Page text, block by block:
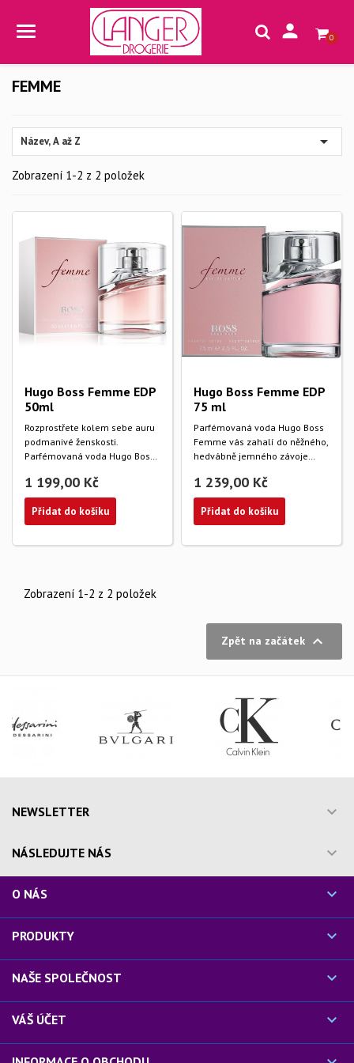
 0
FEMME
Název, A až Z 
Zobrazení 1-2 z 2 položek
Hugo Boss Femme EDP
50ml
Rozprostřete kolem sebe auru
podmanivé ženskosti.
Parfémovaná voda Hugo Boss
1 199,00 Kč
Přidat do košíku
Hugo Boss Femme EDP
75 ml
Parfémovaná voda Hugo Boss
Femme vás zahalí do něžného,
hedvábně jemného závoje
1 239,00 Kč
Přidat do košíku
Zobrazení 1-2 z 2 položek
Zpět na začátek 
NEWSLETTER 
NÁSLEDUJTE NÁS 
O NÁS 
PRODUKTY 
NAŠE SPOLEČNOST 
VÁŠ ÚČET 